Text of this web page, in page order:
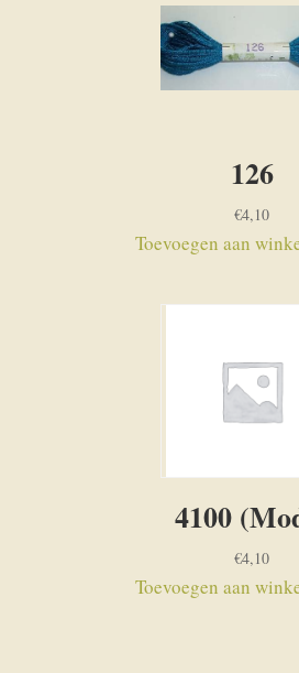
126
€4,10
Toevoegen aan
4100
€4,10
Toevoegen aan